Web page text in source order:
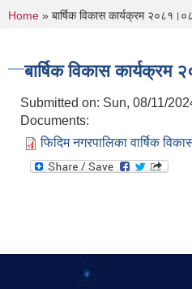
You are here
Home » बार्षिक विकास कार्यक्रम
बार्षिक विकास
Submitted on: Sun, 08/11/
Documents:
फिदिम नगरपालिका वार्षिक